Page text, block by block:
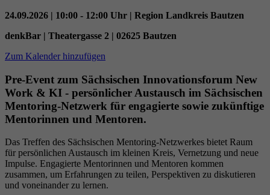
24.09.2026 | 10:00 - 12:00 Uhr | Region Landkreis Bautzen
denkBar | Theatergasse 2 | 02625 Bautzen
Zum Kalender hinzufügen
Pre-Event zum Sächsischen Innovationsforum New
Work & KI - persönlicher Austausch im Sächsischen
Mentoring‑Netzwerk für engagierte sowie zukünftige
Mentorinnen und Mentoren.
Das Treffen des Sächsischen Mentoring-Netzwerkes bietet Raum
für persönlichen Austausch im kleinen Kreis, Vernetzung und neue
Impulse. Engagierte Mentorinnen und Mentoren kommen
zusammen, um Erfahrungen zu teilen, Perspektiven zu diskutieren
und voneinander zu lernen.
Zweck
Youtube-Plattform zu verfolgen und zu
erweitern.
Name YSC
Anbieter YouTube (Google)
Zweck
Registriert eine eindeutige ID, um Statistiken
der Videos von YouTube, die der Benutzer
gesehen hat, zu behalten.